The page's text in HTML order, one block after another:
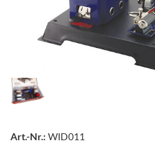
Art.-Nr.: WID011